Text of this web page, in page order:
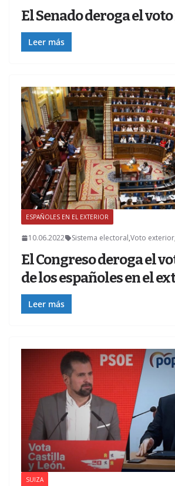
El Senado deroga el
Leer más
ESPAÑOLES EN EL EXTERIOR
10.06.2022 Sistema electoral,Voto exterior,
El Congreso deroga el
de los españoles en el
Leer más
SUIZA